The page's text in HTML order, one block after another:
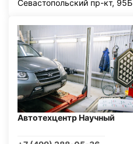
Севастопольский пр-кт, 95Б
Автотехцентр Научный